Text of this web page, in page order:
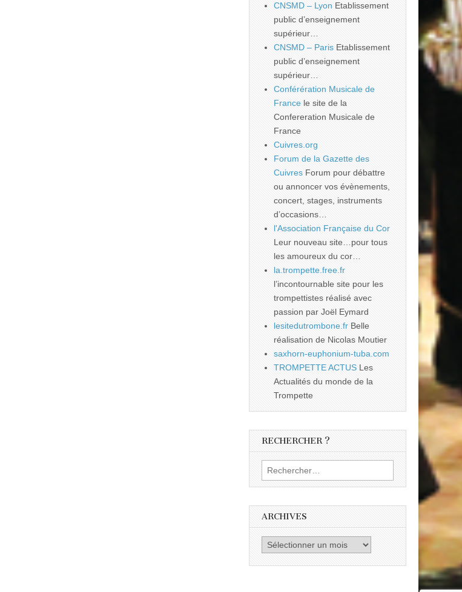
CNSMD – Lyon Etablissement
public d’enseignement
supérieur…
CNSMD – Paris Etablissement
public d’enseignement
supérieur…
Conférération Musicale de
France le site de la
Confereration Musicale de
France
Cuivres.org
Forum de la Gazette des
Cuivres Forum pour débattre
ou annoncer vos évènements,
concert, stages, instruments
d’occasions…
l'Association Française du Cor
Leur nouveau site…pour tous
les amoureux du cor…
la.trompette.free.fr
l’incontournable site pour les
trompettistes réalisé avec
passion par Joël Eymard
lesitedutrombone.fr Belle
réalisation de Nicolas Moutier
saxhorn-euphonium-tuba.com
TROMPETTE ACTUS Les
Actualités du monde de la
Trompette
RECHERCHER ?
Rechercher :
ARCHIVES
Archives